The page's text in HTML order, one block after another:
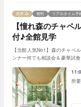
【憧れ森のチャペ
付♪全館見学
残席 無料 リアルタイム予
【当館人気No1】森のチャペ
ンナー何でも相談会＆豪華試